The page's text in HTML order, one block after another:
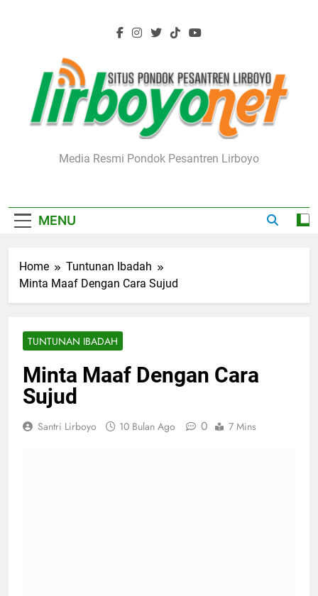
Lirboyo.net
Media Resmi Pondok Pesantren Lirboyo
MENU
Home
Tuntunan Ibadah
Minta Maaf Dengan Cara Sujud
TUNTUNAN IBADAH
Minta Maaf Dengan Cara
Sujud
Santri Lirboyo 10 Bulan Ago 0 7 Mins